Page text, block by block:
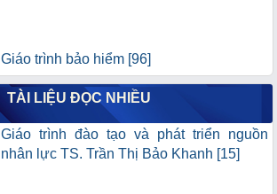
Giáo trình bảo hiểm [96]
TÀI LIỆU ĐỌC NHIỀU
Giáo trình đào tạo và phát triển nguồn
nhân lực TS. Trần Thị Bảo Khanh [15]